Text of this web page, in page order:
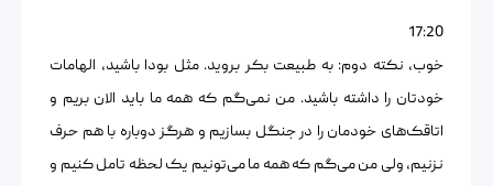
17:20
خوب، نکته دوم: به طبیعت بکر بروید. مثل بودا باشید، الهامات
خودتان را داشته باشید. من نمی‌گم که همه ما باید الان بریم و
اتاقک‌های خودمان را در جنگل بسازیم و هرگز دوباره با هم حرف
نزنیم، ولی من می‌گم که همه ما می‌تونیم یک لحظه تامل کنیم و